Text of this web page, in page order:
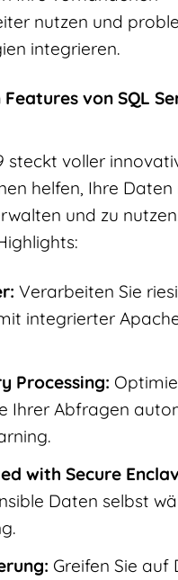
nutzen und
integrieren.
von SQL
steckt voller
helfen, Ihre Daten
und zu
Verarbeiten Sie
integrierter
Processing:
Ihrer Abfragen
with Secure
Daten selbst
Greifen Sie auf